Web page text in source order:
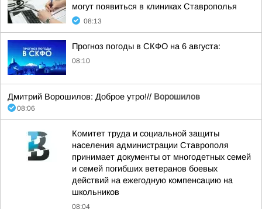
могут появиться в клиниках Ставрополья
08:13
Прогноз погоды в СКФО на 6 августа:
08:10
Дмитрий Ворошилов: Доброе утро!// Ворошилов
08:06
Комитет труда и социальной защиты
населения администрации Ставрополя
принимает документы от многодетных семей
и семей погибших ветеранов боевых
действий на ежегодную компенсацию на
школьников
08:04